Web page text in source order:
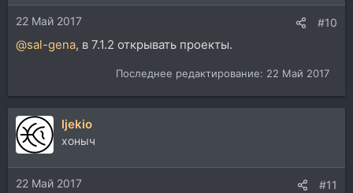
22 Май 2017 #10
@sal-gena, в 7.1.2 открывать проекты.
Последнее редактирование: 22 Май 2017
ljekio
хоныч
22 Май 2017 #11